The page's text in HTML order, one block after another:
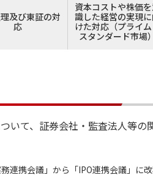
及び東証の対
応
資本コストや株価
識した経営の実現
けた対応（プライム
スタンダード市場）
いて、証券会社・監査法人等
連携会議」から「IPO連携会議」に改